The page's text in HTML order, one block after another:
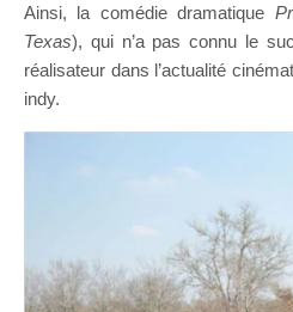
Ainsi, la comédie dramatique
Texas), qui n’a pas connu le
réalisateur dans l’actualité
indy.